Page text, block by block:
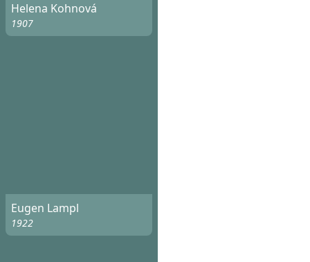
Helena Kohnová
1907
Eugen Lampl
1922